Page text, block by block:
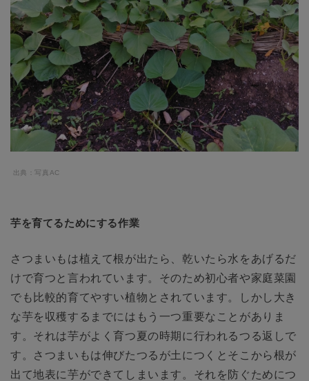
出典：写真AC
芋を育てるためにする作業
さつまいもは植えて根が出たら、乾いたら水をあげるだ
けで育つと言われています。そのため初心者や家庭菜園
でも比較的育てやすい植物とされています。しかし大き
な芋を収穫するまでにはもう一つ重要なことがありま
す。それは芋がよく育つ夏の時期に行われるつる返しで
す。さつまいもは伸びたつるが土につくとそこから根が
出て地表に芋ができてしまいます。それを防ぐためにつ